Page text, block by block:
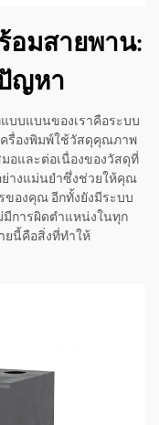
อมสายพาน:
ญหา
บบแบนของเราคือระบบ
รื่องพิมพ์ใช้วัสดุคุณภาพ
อและต่อเนื่องของวัสดุที่
ย่างแม่นยำซึ่งช่วยให้คุณ
ของคุณ อีกทั้งยังมีระบบ
มีการผิดตำแหน่งในทุก
ยนี้คือสิ่งที่ทำให้